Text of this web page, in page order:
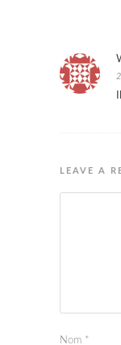
LEAVE A
Nom *